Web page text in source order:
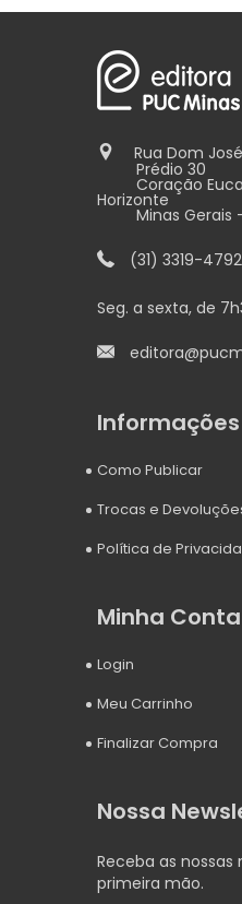
Rua Dom
Prédio 30
Coração
Horizonte
Minas Gerais -
(31) 3319-4792
Seg. a sexta, de
Informações
Como Publicar
Trocas e
Política de
Minha Conta
Login
Meu Carrinho
Finalizar Compra
Nossa
Receba as nossas
primeira mão.